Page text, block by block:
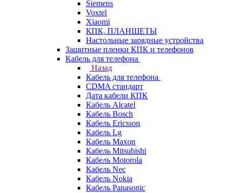
Siemens
Voxtel
Xiaomi
КПК, ПЛАНШЕТЫ
Настольные зарядные устройства
Защитные пленки КПК и телефонов
Кабель для телефона
Назад
Кабель для телефона
CDMA стандарт
Дата кабели КПК
Кабель Alcatel
Кабель Bosch
Кабель Ericsson
Кабель Lg
Кабель Maxon
Кабель Mitsubishi
Кабель Motorola
Кабель Nec
Кабель Nokia
Кабель Panasonic